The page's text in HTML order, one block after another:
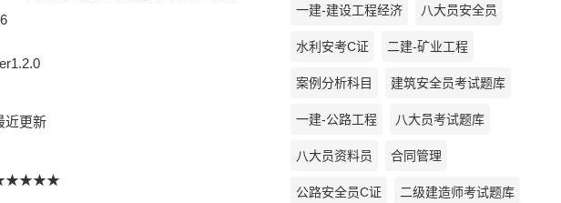
近更新
一建-建设工程经济 八大员安全员
水利安考C证 二建-矿业工程
案例分析科目 建筑安全员考试题库
一建-公路工程 八大员考试题库
八大员资料员 合同管理
公路安全员C证 二级建造师考试题库